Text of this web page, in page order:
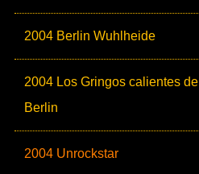
2004 Berlin Wuhlheide
2004 Los Gringos calientes de
Berlin
2004 Unrockstar